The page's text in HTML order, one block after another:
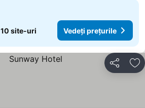
10 site-uri Vedeți prețurile
Distribuiți